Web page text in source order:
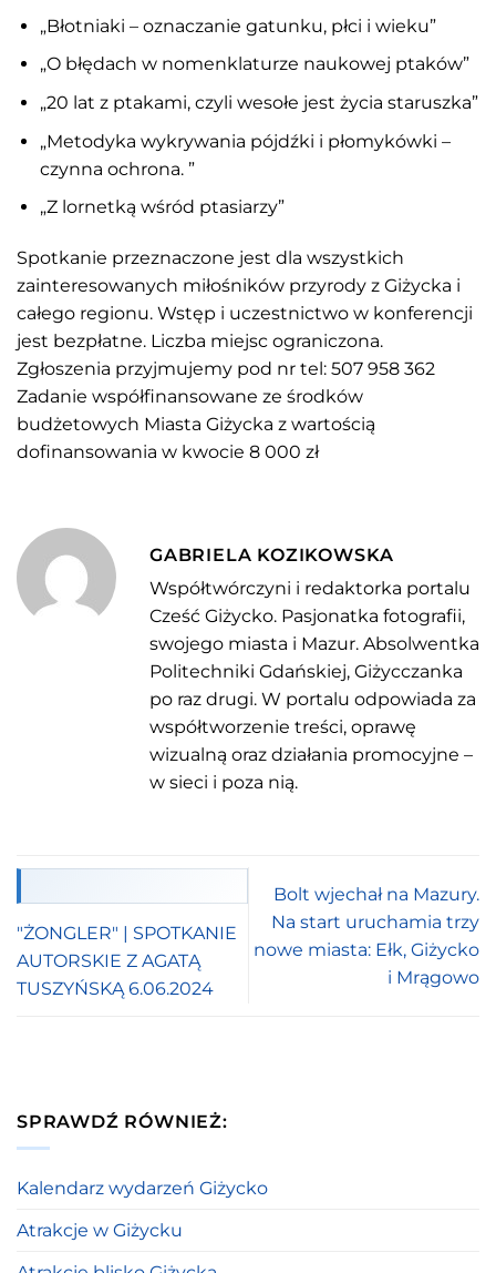
„Błotniaki – oznaczanie gatunku, płci i wieku”
„O błędach w nomenklaturze naukowej ptaków”
„20 lat z ptakami, czyli wesołe jest życia staruszka”
„Metodyka wykrywania pójdźki i płomykówki –
czynna ochrona. ”
„Z lornetką wśród ptasiarzy”
Spotkanie przeznaczone jest dla wszystkich
zainteresowanych miłośników przyrody z Giżycka i
całego regionu. Wstęp i uczestnictwo w konferencji
jest bezpłatne. Liczba miejsc ograniczona.
Zgłoszenia przyjmujemy pod nr tel: 507 958 362
Zadanie współfinansowane ze środków
budżetowych Miasta Giżycka z wartością
dofinansowania w kwocie 8 000 zł
GABRIELA KOZIKOWSKA
Współtwórczyni i redaktorka portalu
Cześć Giżycko. Pasjonatka fotografii,
swojego miasta i Mazur. Absolwentka
Politechniki Gdańskiej, Giżycczanka
po raz drugi. W portalu odpowiada za
współtworzenie treści, oprawę
wizualną oraz działania promocyjne –
w sieci i poza nią.
"ŻONGLER" | SPOTKANIE
AUTORSKIE Z AGATĄ
TUSZYŃSKĄ 6.06.2024
Bolt wjechał na Mazury.
Na start uruchamia trzy
nowe miasta: Ełk, Giżycko
i Mrągowo
SPRAWDŹ RÓWNIEŻ:
Kalendarz wydarzeń Giżycko
Atrakcje w Giżycku